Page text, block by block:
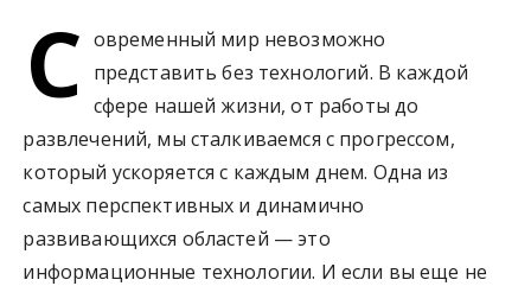
С овременный мир невозможно
представить без технологий. В каждой
сфере нашей жизни, от работы до
развлечений, мы сталкиваемся с прогрессом,
который ускоряется с каждым днем. Одна из
самых перспективных и динамично
развивающихся областей — это
информационные технологии. И если вы еще не